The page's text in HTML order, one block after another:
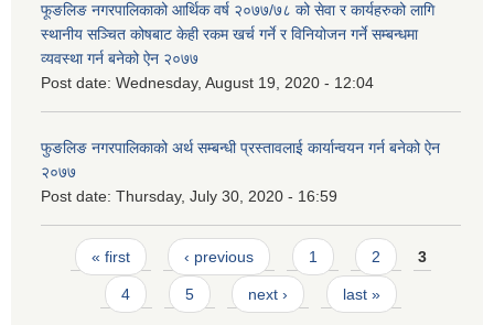
फूङलिङ नगरपालिकाको आर्थिक वर्ष २०७७/७८ को सेवा र कार्यहरुको लागि
स्थानीय सञ्चित कोषबाट केही रकम खर्च गर्ने र विनियोजन गर्ने सम्बन्धमा
व्यवस्था गर्न बनेको ऐन २०७७
Post date: Wednesday, August 19, 2020 - 12:04
फुङलिङ नगरपालिकाको अर्थ सम्बन्धी प्रस्तावलाई कार्यान्वयन गर्न बनेको ऐन
२०७७
Post date: Thursday, July 30, 2020 - 16:59
Pages
« first ‹ previous 1 2 3
4 5 next › last »